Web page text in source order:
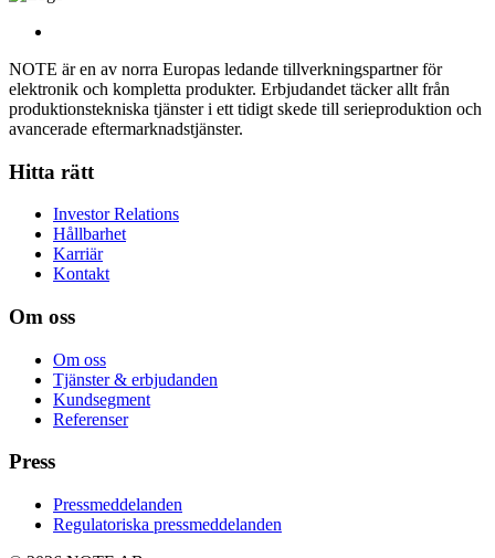
NOTE är en av norra Europas ledande tillverkningspartner för
elektronik och kompletta produkter. Erbjudandet täcker allt från
produktionstekniska tjänster i ett tidigt skede till serieproduktion och
avancerade eftermarknadstjänster.
Hitta rätt
Investor Relations
Hållbarhet
Karriär
Kontakt
Om oss
Om oss
Tjänster & erbjudanden
Kundsegment
Referenser
Press
Pressmeddelanden
Regulatoriska pressmeddelanden